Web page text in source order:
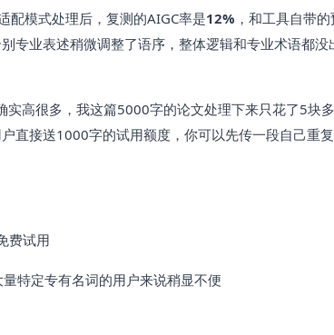
配模式处理后，复测的AIGC率是12% ，和工具自带
专业表述稍微调整了语序，整体逻辑和专业术语都没
高很多，我这篇5000字的论文处理下来只花了5块
直接送1000字的试用额度，你可以先传一段自己重
费试用
特定专有名词的用户来说稍显不便